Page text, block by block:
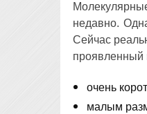
недавно.
Сейчас
проявленный
очень
малым